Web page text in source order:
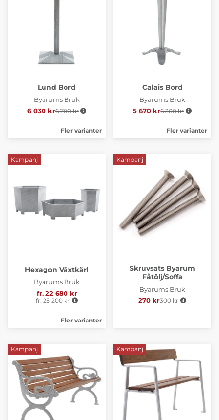
Lund Bord
Byarums Bruk
6 030 krOrdinarie pris:
6 700 kr
Fler varianter
Calais Bord
Byarums Bruk
5 670 kr Ordinarie pris:
6 300 kr
Fler varianter
Kampanj
Hexagon Växtkärl
Byarums Bruk
fr. 22 680 krOrdinarie pris:
fr. 25 200 kr
Fler varianter
Kampanj
Skruvsats Byarum
Fåtölj/Soffa
Byarums Bruk
270 kr Ordinarie pris:
300 kr
Kampanj Kampanj